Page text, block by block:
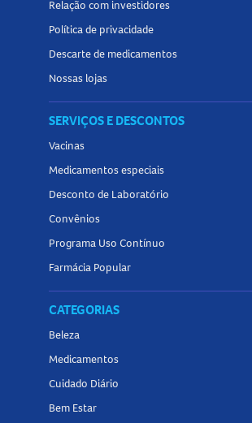
Relação com investidores
Política de privacidade
Descarte de medicamentos
Nossas lojas
SERVIÇOS E DESCONTOS
Vacinas
Medicamentos especiais
Desconto de Laboratório
Convênios
Programa Uso Contínuo
Farmácia Popular
CATEGORIAS
Beleza
Medicamentos
Cuidado Diário
Bem Estar